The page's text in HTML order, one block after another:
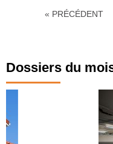
« PRÉCÉDENT
Dossiers du